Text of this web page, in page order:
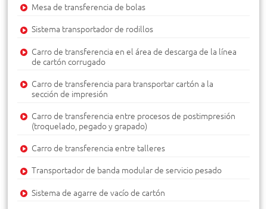
Mesa de transferencia de bolas
Sistema transportador de rodillos
Carro de transferencia en el área de descarga de la línea
de cartón corrugado
Carro de transferencia para transportar cartón a la
sección de impresión
Carro de transferencia entre procesos de postimpresión
(troquelado, pegado y grapado)
Carro de transferencia entre talleres
Transportador de banda modular de servicio pesado
Sistema de agarre de vacío de cartón